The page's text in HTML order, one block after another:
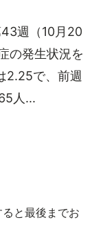
週（10月20
の発生状況を
2.25で、前週
人...
と最後までお